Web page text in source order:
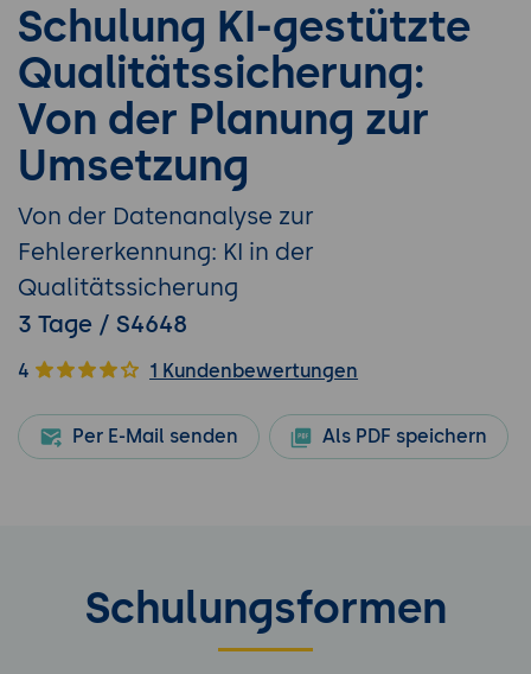
Schulung KI-gestützte
Qualitätssicherung:
Von der Planung zur
Umsetzung
Von der Datenanalyse zur
Fehlererkennung: KI in der
Qualitätssicherung
3 Tage / S4648
4 1 Kundenbewertungen
Per E-Mail senden Als PDF speichern
Schulungsformen